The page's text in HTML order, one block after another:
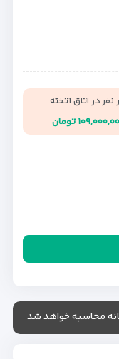
در اتاق 1تخته
تومان
محاسبه خواهد شد